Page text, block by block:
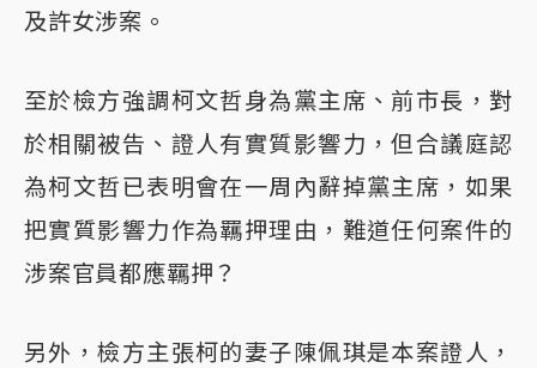
及許女涉案。
至於檢方強調柯文哲身為黨主席、前市長，對
於相關被告、證人有實質影響力，但合議庭認
為柯文哲已表明會在一周內辭掉黨主席，如果
把實質影響力作為羈押理由，難道任何案件的
涉案官員都應羈押？
另外，檢方主張柯的妻子陳佩琪是本案證人，